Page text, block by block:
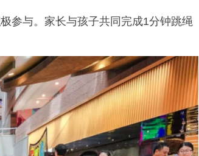
参与。家长与孩子共同完成1分钟跳绳